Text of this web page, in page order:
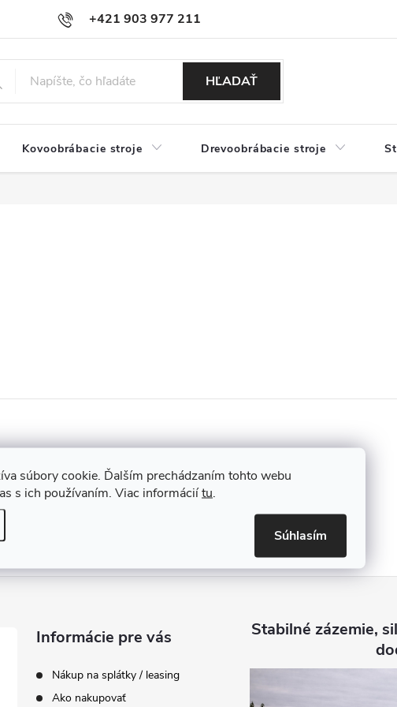
súbory cookie. Ďalším prechádzaním tohto webu
s ich používaním. Viac informáciítu.
Súhlasím
+421 903 977 211
Podmienky ochrany osobných údajov
HĽADAŤ
Kovoobrábacie stroje Drevoobrábacie stroje
Informácie pre vás
Nákup na splátky / leasing
Ako nakupovať
Stabilné zázemie,